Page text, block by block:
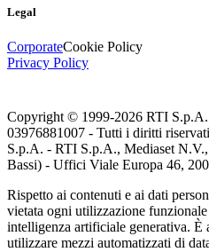
Legal
CorporateCookie Policy
Privacy Policy
Copyright © 1999-2026 RTI S.p.A.
03976881007 - Tutti i diritti
S.p.A. - RTI S.p.A., Mediaset N.V.,
Bassi) - Uffici Viale Europa 46,
Rispetto ai contenuti e ai dati
vietata ogni utilizzazione
intelligenza artificiale generativa. È
utilizzare mezzi automatizzati di